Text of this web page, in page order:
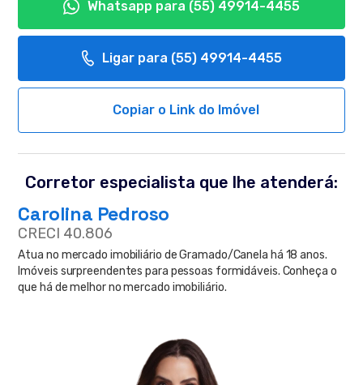
Whatsapp para (55) 49914-4455
Ligar para (55) 49914-4455
Copiar o Link do Imóvel
Corretor especialista que lhe atenderá:
Carolina Pedroso
CRECI 40.806
Atua no mercado imobiliário de Gramado/Canela há 18 anos.
Imóveis surpreendentes para pessoas formidáveis. Conheça o
que há de melhor no mercado imobiliário.